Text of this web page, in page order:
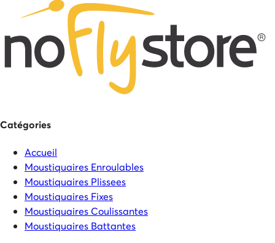
Catégories
Accueil
Moustiquaires Enroulables
Moustiquaires Plissees
Moustiquaires Fixes
Moustiquaires Coulissantes
Moustiquaires Battantes